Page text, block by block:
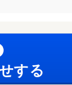
する